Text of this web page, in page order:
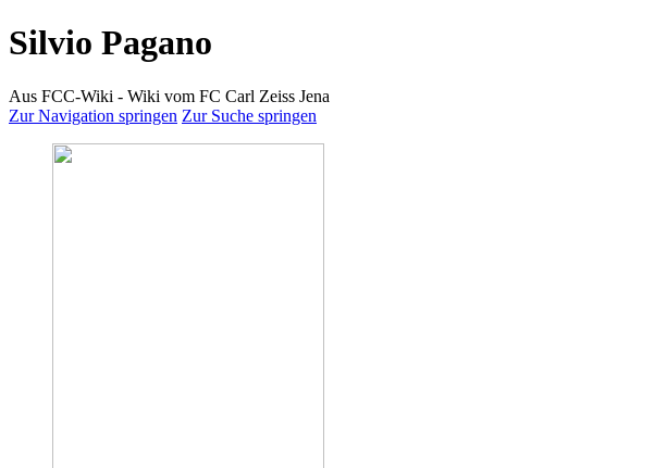
Silvio Pagano
Aus FCC-Wiki - Wiki vom FC Carl Zeiss Jena
Zur Navigation springen Zur Suche springen